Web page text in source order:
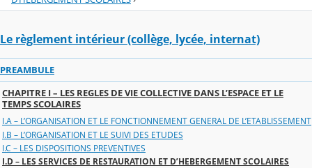
Le règlement intérieur (collège, lycée, internat)
PREAMBULE
CHAPITRE I – LES REGLES DE VIE COLLECTIVE DANS L’ESPACE ET LE
TEMPS SCOLAIRES
I.A – L’ORGANISATION ET LE FONCTIONNEMENT GENERAL DE L’ETABLISSEMENT
I.B – L’ORGANISATION ET LE SUIVI DES ETUDES
I.C – LES DISPOSITIONS PREVENTIVES
I.D – LES SERVICES DE RESTAURATION ET D’HEBERGEMENT SCOLAIRES